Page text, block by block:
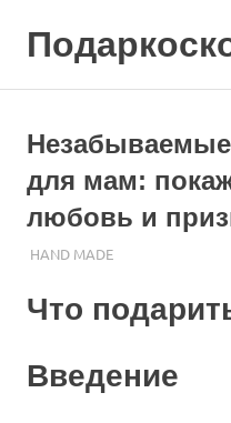
подарить
для мам:
любовь и
01.11.2023
ПОДАРЧЕК
HAND MADE
Что
Введение